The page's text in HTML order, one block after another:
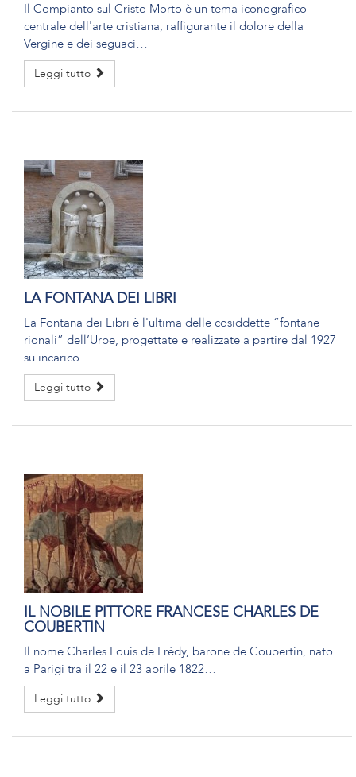
Il Compianto sul Cristo Morto è un tema iconografico
centrale dell'arte cristiana, raffigurante il dolore della
Vergine e dei seguaci…
Leggi tutto
LA FONTANA DEI LIBRI
La Fontana dei Libri è l'ultima delle cosiddette “fontane
rionali” dell’Urbe, progettate e realizzate a partire dal 1927
su incarico…
Leggi tutto
IL NOBILE PITTORE FRANCESE CHARLES DE
COUBERTIN
Il nome Charles Louis de Frédy, barone de Coubertin, nato
a Parigi tra il 22 e il 23 aprile 1822…
Leggi tutto